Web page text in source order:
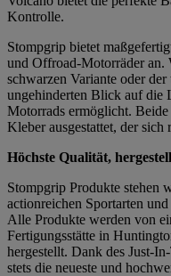
Kontrolle.
Stompgrip bietet
und Offroad-Motorräder an.
schwarzen Variante oder
ungehinderten Blick auf die
Motorrads ermöglicht.
Kleber ausgestattet, der sich
Höchste Qualität,
Stompgrip Produkte stehen
actionreichen Sportarten
Alle Produkte werden von
Fertigungsstätte in
hergestellt. Dank des Just-
stets die neueste und